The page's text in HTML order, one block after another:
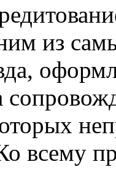
из
всему